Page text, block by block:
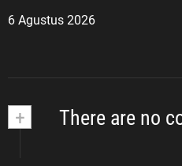
6 Agustus 2026
+ There are no